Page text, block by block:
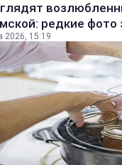
редкие фото
2026, 15:19